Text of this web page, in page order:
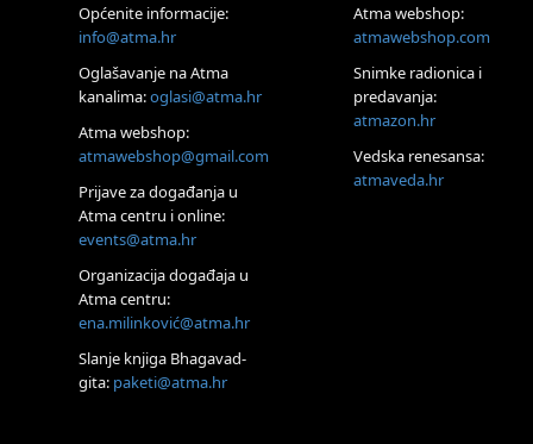
Tečaj Višeg Vodstva, razvijanja intuicije i Akaša zapisa
Online
Upisi u program Profesionalni hipnoterapeut — nova
Online
Postanite Nositelj Vibracije Nove Zemlje
Visoko
Alemka Dauskardt – Jednodnevna radionica sistemskih
konstelacija
Online
SPAVAJ… Priče za lakšu noć
Općenite informacije:
info@atma.hr
Oglašavanje na Atma
kanalima:oglasi@atma.hr
Atma webshop:
atmawebshop@gmail.com
Prijave za događanja u
Atma centru i online:
events@atma.hr
Organizacija događaja u
Atma centru:
ena.milinković@atma.hr
Slanje knjiga Bhagavad-
gita: paketi@atma.hr
Atma webshop:
atmawebshop.com
Snimke radionica i
predavanja:
atmazon.hr
Vedska renesansa:
atmaveda.hr